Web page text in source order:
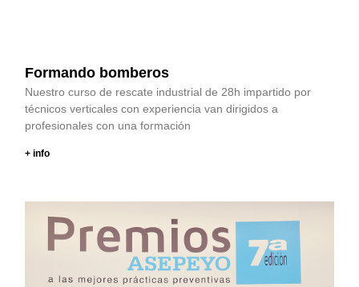
Formando bomberos
Nuestro curso de rescate industrial de 28h impartido por
técnicos verticales con experiencia van dirigidos a
profesionales con una formación
+ info